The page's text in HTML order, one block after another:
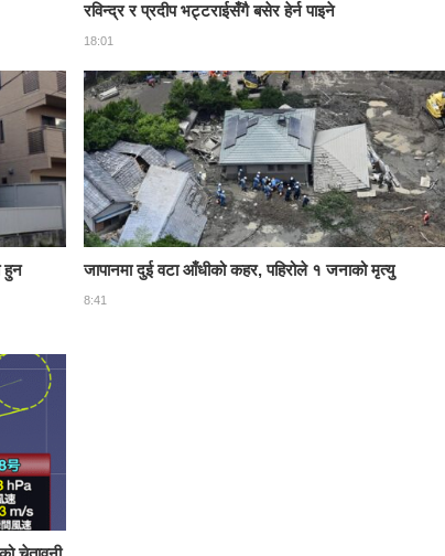
रविन्द्र र प्रदीप भट्टराईसँगै बसेर हेर्न पाइने
18:01
हुन
जापानमा दुई वटा आँधीको कहर, पहिरोले १ जनाको मृत्यु
8:41